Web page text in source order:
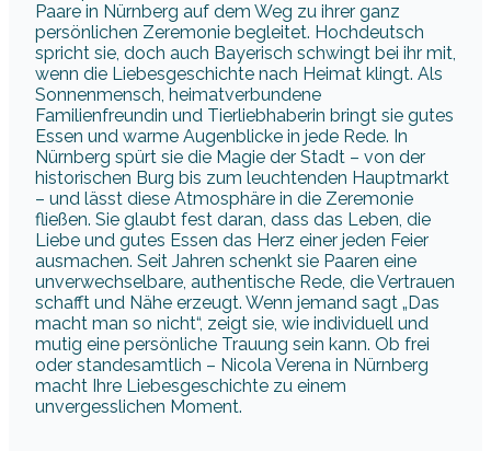
Paare in Nürnberg auf dem Weg zu ihrer ganz
persönlichen Zeremonie begleitet. Hochdeutsch
spricht sie, doch auch Bayerisch schwingt bei ihr mit,
wenn die Liebesgeschichte nach Heimat klingt. Als
Sonnenmensch, heimatverbundene
Familienfreundin und Tierliebhaberin bringt sie gutes
Essen und warme Augenblicke in jede Rede. In
Nürnberg spürt sie die Magie der Stadt – von der
historischen Burg bis zum leuchtenden Hauptmarkt
– und lässt diese Atmosphäre in die Zeremonie
fließen. Sie glaubt fest daran, dass das Leben, die
Liebe und gutes Essen das Herz einer jeden Feier
ausmachen. Seit Jahren schenkt sie Paaren eine
unverwechselbare, authentische Rede, die Vertrauen
schafft und Nähe erzeugt. Wenn jemand sagt „Das
macht man so nicht“, zeigt sie, wie individuell und
mutig eine persönliche Trauung sein kann. Ob frei
oder standesamtlich – Nicola Verena in Nürnberg
macht Ihre Liebesgeschichte zu einem
unvergesslichen Moment.